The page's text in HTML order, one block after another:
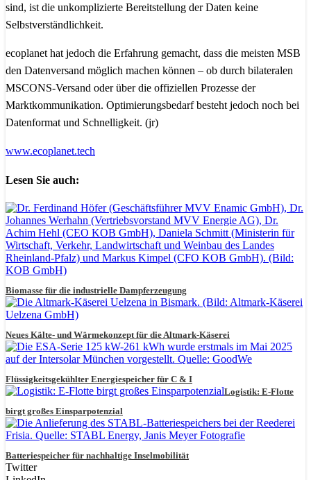
sind, ist die unkomplizierte Bereitstellung der Daten keine
Selbstverständlichkeit.
ecoplanet hat jedoch die Erfahrung gemacht, dass die meisten MSB
den Datenversand möglich machen können – ob durch bilateralen
MSCONS-Versand oder über die offiziellen Prozesse der
Marktkommunikation. Optimierungsbedarf besteht jedoch noch bei
Datenformat und Schnelligkeit. (jr)
www.ecoplanet.tech
Lesen Sie auch:
Biomasse für die industrielle Dampferzeugung
Neues Kälte- und Wärmekonzept für die Altmark-Käserei
Flüssigkeitsgekühlter Energiespeicher für C & I
Logistik: E-Flotte
birgt großes Einsparpotenzial
Batteriespeicher für nachhaltige Inselmobilität
Twitter